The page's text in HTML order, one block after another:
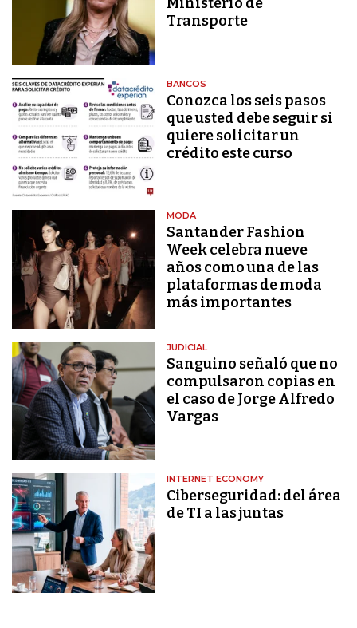
Transporte
BANCOS
Conozca los seis pasos
que usted debe seguir si
quiere solicitar un
crédito este curso
MODA
Santander Fashion
Week celebra nueve
años como una de las
plataformas de moda
más importantes
JUDICIAL
Sanguino señaló que no
compulsaron copias en
el caso de Jorge Alfredo
Vargas
INTERNET ECONOMY
Ciberseguridad: del área
de TI a las juntas